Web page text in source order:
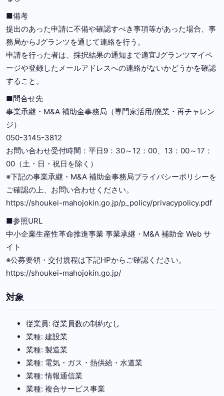
■備考
提出のあった申請に不備や確認すべき事項等があった場合、事
務局からJグランツを通じて連絡を行う。
申請を行った者は、採択結果の通知まで適宜Jグランツマイペ
ージや登録したメールアドレスへの連絡がないかどうかを確認
すること。
■問合せ先
事業承継・M&A 補助金事務局（専門家活用/廃業・再チャレン
ジ）
050-3145-3812
お問い合わせ受付時間：平日9：30～12：00、13：00～17：
00（土・日・祝日を除く）
※下記の事業承継・M&A 補助金事務局プライバシーポリシーを
ご確認の上、お問い合わせください。
https://shoukei-mahojokin.go.jp/p_policy/privacypolicy.pdf
■参照URL
中小企業生産性革命推進事業 事業承継・M&A 補助金 Web サ
イト
※公募要領・交付規程は下記HPからご確認ください。
https://shoukei-mahojokin.go.jp/
対象
従業員: 従業員数の制約なし
業種: 建設業
業種: 製造業
業種: 電気・ガス・熱供給・水道業
業種: 情報通信業
業種: 複合サービス事業